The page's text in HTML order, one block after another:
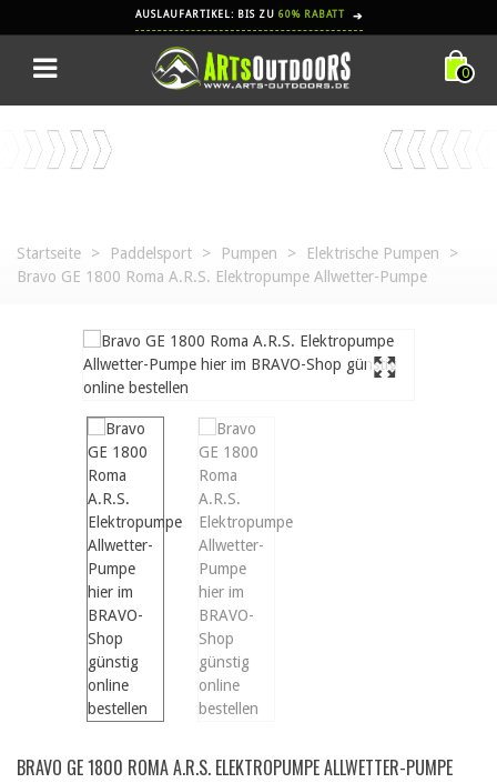
AUSLAUFARTIKEL: BIS ZU 60% RABATT ➔
0
Startseite > Paddelsport > Pumpen > Elektrische Pumpen
>
Bravo GE 1800 Roma A.R.S. Elektropumpe Allwetter-Pumpe
BRAVO GE 1800 ROMA A.R.S. ELEKTROPUMPE ALLWETTER-PUMPE